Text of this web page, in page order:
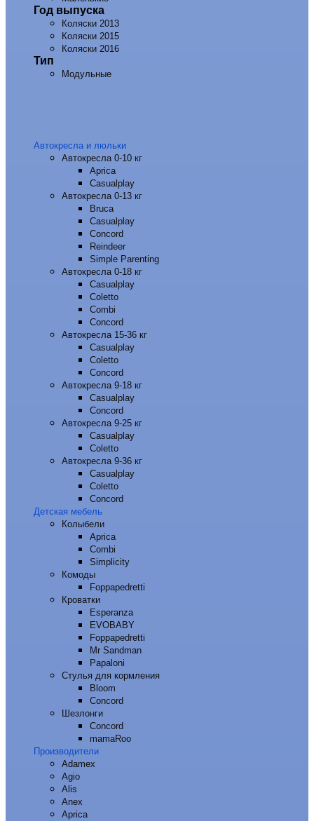
Год выпуска
Коляски 2013
Коляски 2015
Коляски 2016
Тип
Модульные
Автокресла и люльки
Автокресла 0-10 кг
Aprica
Casualplay
Автокресла 0-13 кг
Bruca
Casualplay
Concord
Reindeer
Simple Parenting
Автокресла 0-18 кг
Casualplay
Coletto
Combi
Concord
Автокресла 15-36 кг
Casualplay
Coletto
Concord
Автокресла 9-18 кг
Casualplay
Concord
Автокресла 9-25 кг
Casualplay
Coletto
Автокресла 9-36 кг
Casualplay
Coletto
Concord
Детская мебель
Колыбели
Aprica
Combi
Simplicity
Комоды
Foppapedretti
Кроватки
Esperanza
EVOBABY
Foppapedretti
Mr Sandman
Papaloni
Стулья для кормления
Bloom
Concord
Шезлонги
Concord
mamaRoo
Производители
Adamex
Agio
Alis
Anex
Aprica